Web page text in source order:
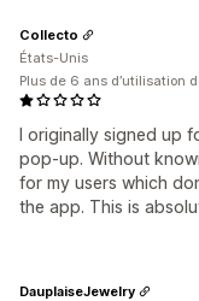
I originally signed up
pop-up. Without
for my users which
the app. This is
Collecto
États-Unis
Plus de 6 ans d’utilisation
DauplaiseJewelry